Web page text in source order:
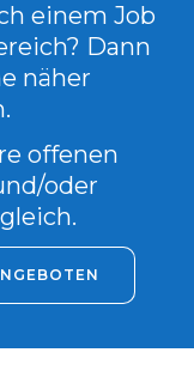
einem Job
Dann
näher
offenen
oder